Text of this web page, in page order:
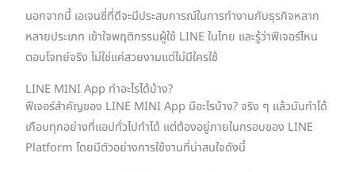
นอกจากนี้ เอเจนซี่ที่ดีจะมีประสบการณ์ในการทำงานกับธุรกิจหลาก
หลายประเภท เข้าใจพฤติกรรมผู้ใช้ LINE ในไทย และรู้ว่าฟีเจอร์ไหน
ตอบโจทย์จริง ไม่ใช่แค่สวยงามแต่ไม่มีใครใช้
LINE MINI App ทำอะไรได้บ้าง?
ฟีเจอร์สำคัญของ LINE MINI App มีอะไรบ้าง? จริง ๆ แล้วมันทำได้
เกือบทุกอย่างที่แอปทั่วไปทำได้ แต่ต้องอยู่ภายในกรอบของ LINE
Platform โดยมีตัวอย่างการใช้งานที่น่าสนใจดังนี้